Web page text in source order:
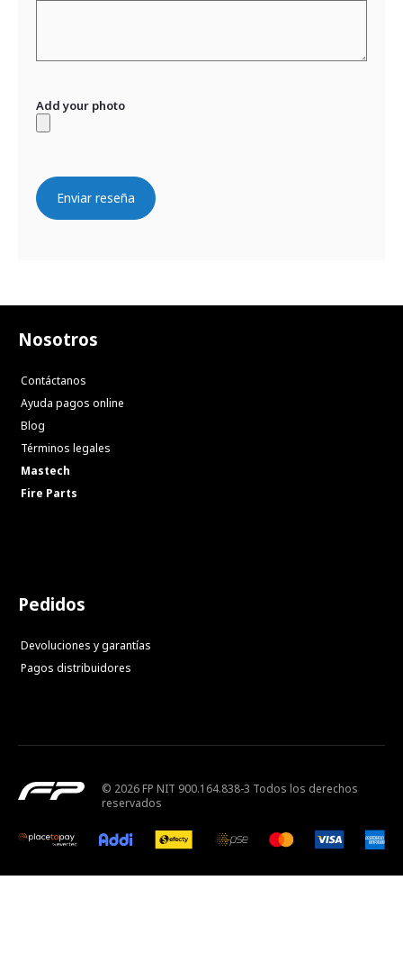
Add your photo
Enviar reseña
Nosotros
Contáctanos
Ayuda pagos online
Blog
Términos legales
Mastech
Fire Parts
Pedidos
Devoluciones y garantías
Pagos distribuidores
© 2026 FP NIT 900.164.838-3 Todos los derechos
reservados